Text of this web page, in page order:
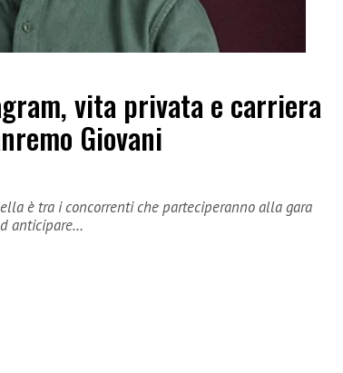
vita privata e carriera
Giovani
è tra i concorrenti che parteciperanno alla gara
anticipare…